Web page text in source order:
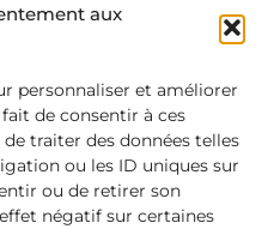
aux
personnaliser et améliorer
de consentir à ces
traiter des données telles
ou les ID uniques sur
ou de retirer son
négatif sur certaines
de Communes